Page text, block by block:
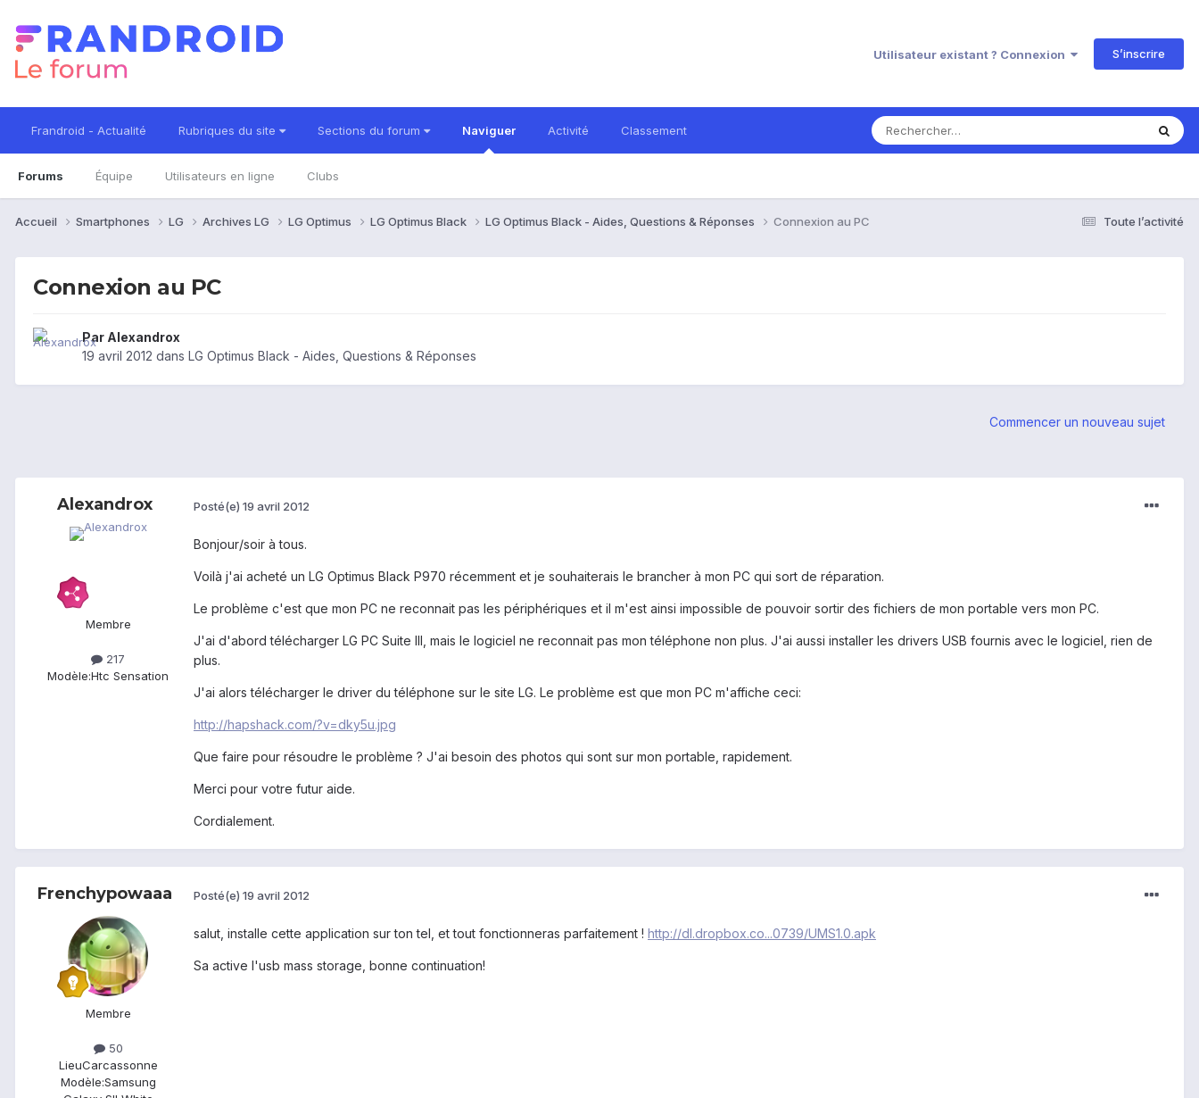
Utilisateur existant ? Connexion S’inscrire
Frandroid - Actualité Rubriques du site Sections du forum Naviguer
Forums Équipe Utilisateurs en ligne Clubs
Activité Classement
Toute l’activité
Accueil Smartphones LG Archives LG LG Optimus LG Optimus Black LG Optimus Black - Aides, Questions & Réponses Connexion au PC
Connexion au PC
Par Alexandrox
19 avril 2012 dans LG Optimus Black - Aides, Questions & Réponses
Commencer un nouveau sujet
Alexandrox
Membre
217
Modèle:Htc Sensation
Posté(e) 19 avril 2012
Bonjour/soir à tous.
Voilà j'ai acheté un LG Optimus Black P970 récemment et je souhaiterais le brancher à mon PC qui sort de réparation.
Le problème c'est que mon PC ne reconnait pas les périphériques et il m'est ainsi impossible de pouvoir sortir des fichiers de mon portable vers mon PC.
J'ai d'abord télécharger LG PC Suite III, mais le logiciel ne reconnait pas mon téléphone non plus. J'ai aussi installer les drivers USB fournis avec le logiciel, rien de
plus.
J'ai alors télécharger le driver du téléphone sur le site LG. Le problème est que mon PC m'affiche ceci:
http://hapshack.com/?v=dky5u.jpg
Que faire pour résoudre le problème ? J'ai besoin des photos qui sont sur mon portable, rapidement.
Merci pour votre futur aide.
Cordialement.
Frenchypowaaa
Membre
50
LieuCarcassonne
Modèle:Samsung
Posté(e) 19 avril 2012
salut, installe cette application sur ton tel, et tout fonctionneras parfaitement ! http://dl.dropbox.co...0739/UMS1.0.apk
Sa active l'usb mass storage, bonne continuation!